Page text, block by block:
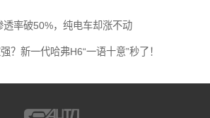
透率破50%，纯电车却涨不动
？新一代哈弗H6“一语十意”秒了！